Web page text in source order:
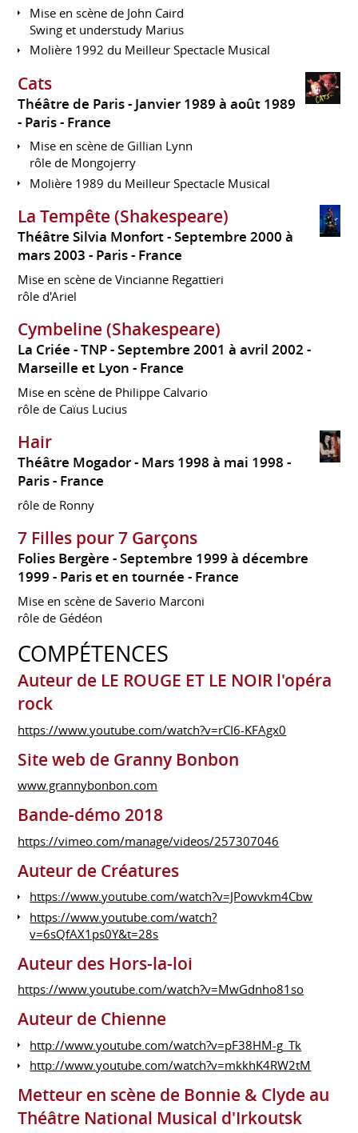
Mise en scène de John Caird
Swing et understudy Marius
Molière 1992 du Meilleur Spectacle Musical
Cats
Théâtre de Paris
Janvier 1989 à août 1989
Paris
France
Mise en scène de Gillian Lynn
rôle de Mongojerry
Molière 1989 du Meilleur Spectacle Musical
La Tempête (Shakespeare)
Théâtre Silvia Monfort
Septembre 2000 à
mars 2003 Paris France
Mise en scène de Vincianne Regattieri
rôle d'Ariel
Cymbeline (Shakespeare)
La Criée - TNP
Septembre 2001 à avril 2002
Marseille et Lyon
France
Mise en scène de Philippe Calvario
rôle de Caïus Lucius
Hair
Théâtre Mogador
Mars 1998 à mai 1998
Paris
France
rôle de Ronny
7 Filles pour 7 Garçons
Folies Bergère
Septembre 1999 à décembre
1999 Paris et en tournée France
Mise en scène de Saverio Marconi
rôle de Gédéon
COMPÉTENCES
Auteur de LE ROUGE ET LE NOIR l'opéra
rock
https://www.youtube.com/watch?v=rCI6-KFAgx0
Site web de Granny Bonbon
www.grannybonbon.com
Bande-démo 2018
https://vimeo.com/manage/videos/257307046
Auteur de Créatures
https://www.youtube.com/watch?v=JPowvkm4Cbw
https://www.youtube.com/watch?
v=6sQfAX1ps0Y&t=28s
Auteur des Hors-la-loi
https://www.youtube.com/watch?v=MwGdnho81so
Auteur de Chienne
http://www.youtube.com/watch?v=pF38HM-g_Tk
http://www.youtube.com/watch?v=mkkhK4RW2tM
Metteur en scène de Bonnie & Clyde au
Théâtre National Musical d'Irkoutsk